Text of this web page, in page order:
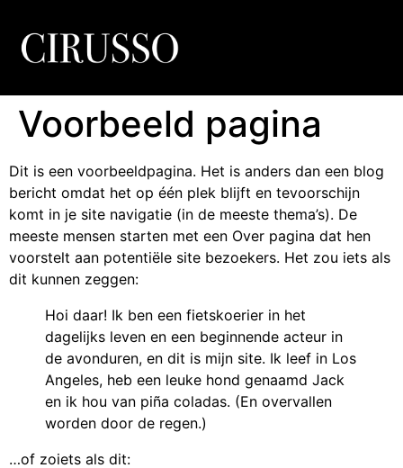
Voorbeeld pagina
Dit is een voorbeeldpagina. Het is anders dan een blog
bericht omdat het op één plek blijft en tevoorschijn
komt in je site navigatie (in de meeste thema’s). De
meeste mensen starten met een Over pagina dat hen
voorstelt aan potentiële site bezoekers. Het zou iets als
dit kunnen zeggen:
Hoi daar! Ik ben een fietskoerier in het
dagelijks leven en een beginnende acteur in
de avonduren, en dit is mijn site. Ik leef in Los
Angeles, heb een leuke hond genaamd Jack
en ik hou van piña coladas. (En overvallen
worden door de regen.)
…of zoiets als dit: